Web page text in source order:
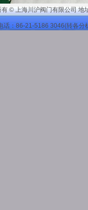
有 © 上海川沪阀门有限公司 地
话：86-21-5186 3046(转各分